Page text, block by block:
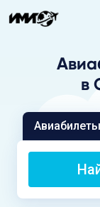
в
Авиабилеты